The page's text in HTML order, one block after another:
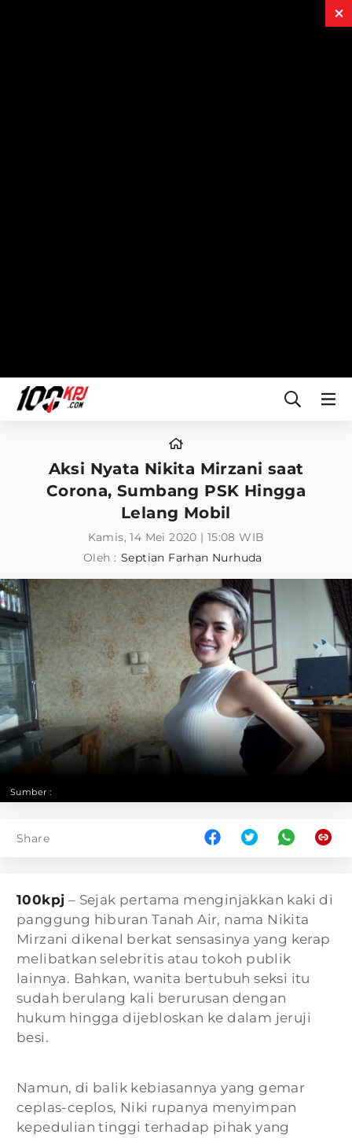
Aksi Nyata Nikita Mirzani saat
Corona, Sumbang PSK Hingga
Lelang Mobil
Kamis, 14 Mei 2020 | 15:08 WIB
Oleh : Septian Farhan Nurhuda
Sumber :
Share
100kpj – Sejak pertama menginjakkan kaki di
panggung hiburan Tanah Air, nama Nikita
Mirzani dikenal berkat sensasinya yang kerap
melibatkan selebritis atau tokoh publik
lainnya. Bahkan, wanita bertubuh seksi itu
sudah berulang kali berurusan dengan
hukum hingga dijebloskan ke dalam jeruji
besi.
Namun, di balik kebiasannya yang gemar
ceplas-ceplos, Niki rupanya menyimpan
kepedulian tinggi terhadap pihak yang